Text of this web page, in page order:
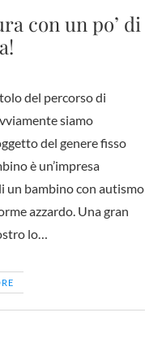
con un po’ di
del percorso di
siamo
del genere fisso
è un’impresa
un bambino con autismo
azzardo. Una gran
lo…